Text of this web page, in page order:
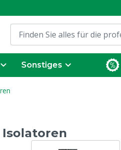
Sonstiges
Isolatoren